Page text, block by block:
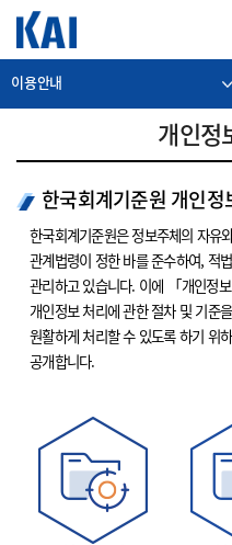
이용안내
개인정
한국회계기준원 개인정
한국회계기준원은 정보주체의 자유
관계법령이 정한 바를 준수하여, 적
관리하고 있습니다. 이에 「개인정
개인정보 처리에 관한 절차 및 기준
원활하게 처리할 수 있도록 하기 위
공개합니다.